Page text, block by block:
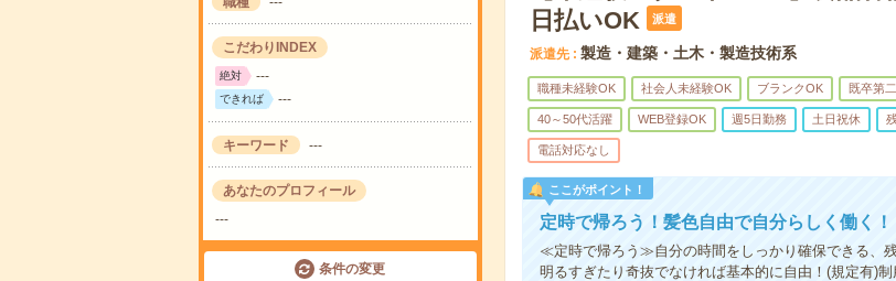
こだわりINDEX
絶対 ---
できれば ---
キーワード ---
あなたのプロフィール
---
条件の変更
日払いOK
派遣
派遣先 製造・建築・土木・製造技術系
職種未経験OK 社会人未経験OK ブランクOK 既卒第
40～50代活躍 WEB登録OK 週5日勤務 土日祝休
電話対応なし
ここがポイント！
定時で帰ろう！髪色自由で自分らしく働く！
≪定時で帰ろう≫自分の時間をしっかり確保できる、
明るすぎたり奇抜でなければ基本的に自由！(規定有)